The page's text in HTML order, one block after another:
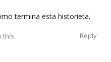
termina esta historieta.
Reply
this.